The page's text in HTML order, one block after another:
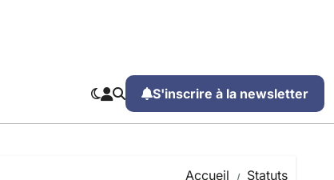
S'inscrire à la newsletter
Accueil Statuts